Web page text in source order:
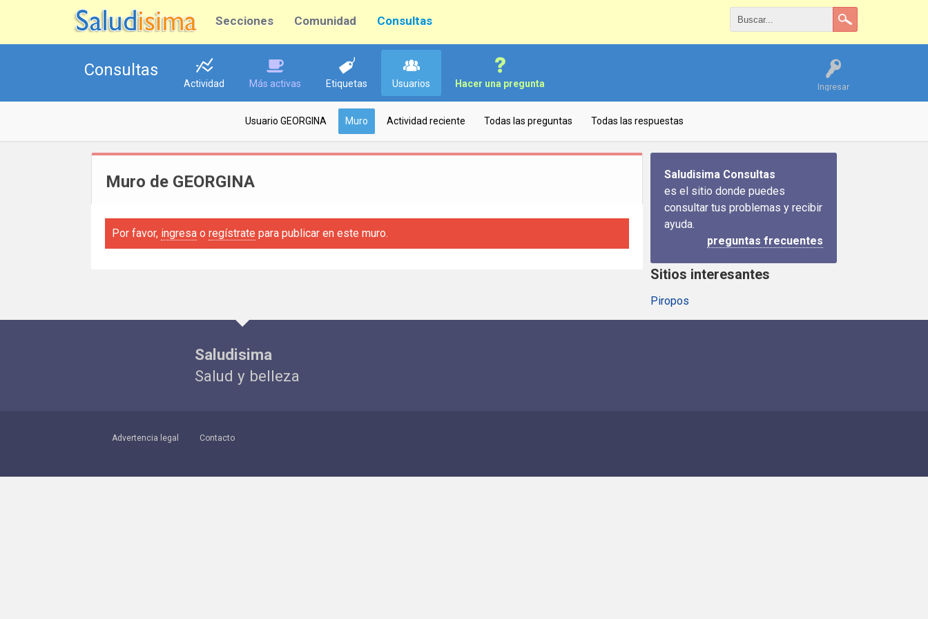
Secciones Comunidad Consultas
Ingresar
Consultas
Actividad Más activas Etiquetas Usuarios Hacer una pregunta
Usuario GEORGINA Muro Actividad reciente Todas las preguntas Todas las respuestas
Muro de GEORGINA
Por favor, ingresa o regístrate para publicar en este muro.
Saludisima Consultas
es el sitio donde puedes
consultar tus problemas y recibir
ayuda.
preguntas frecuentes
Sitios interesantes
Piropos
Saludisima
Salud y belleza
Advertencia legal Contacto